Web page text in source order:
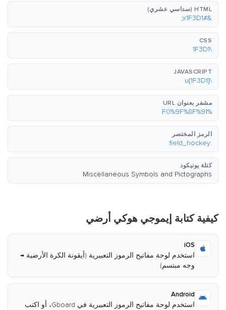
HTML (سداسي عشري)
&#x1F3D1;
CSS
\1F3D1
JAVASCRIPT
\u{1F3D1}
مشفر بعنوان URL
%F0%9F%8F%91
الرمز المختصر
:field_hockey:
كتلة يونيكود
Miscellaneous Symbols and Pictographs
كيفية كتابة إيموجي هوكي أرضي
iOS
استخدم لوحة مفاتيح الرموز التعبيرية (أيقونة الكرة الأرضية →
وجه مبتسم)
Android
استخدم لوحة مفاتيح الرموز التعبيرية في Gboard، أو اكتب